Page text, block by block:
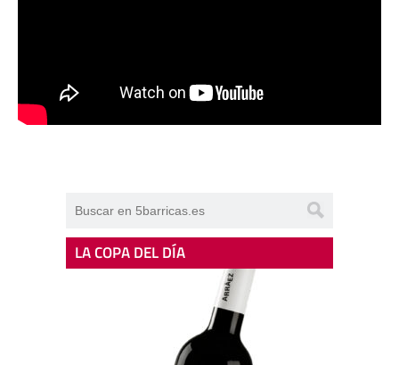
LA COPA DEL DÍA